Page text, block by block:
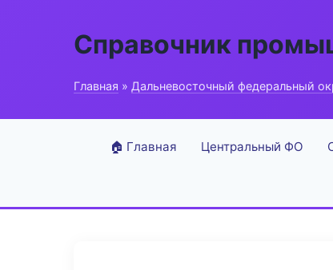
Справочник
Главная » Дальневосточный федеральный
🏠 Главная Центральный ФО